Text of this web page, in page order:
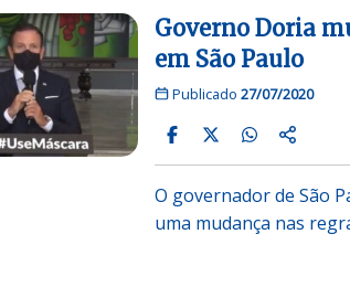
Governo Doria
em São Paulo
Publicado 27/07/2020
O governador de São
uma mudança nas